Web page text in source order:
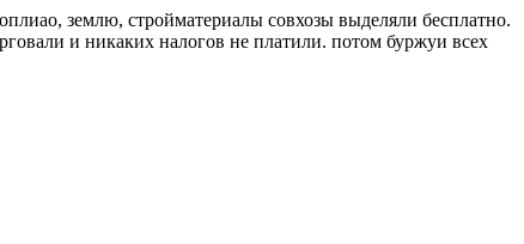
землю, стройматериалы совхозы выделяли бесплатно.
и никаких налогов не платили. потом буржуи всех